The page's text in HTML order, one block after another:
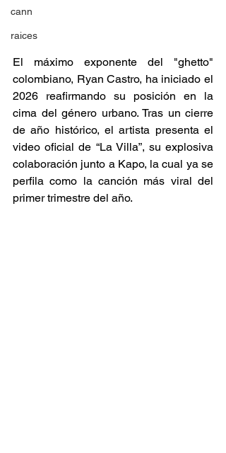
cann
raices
El máximo exponente del "ghetto"
colombiano, Ryan Castro, ha iniciado el
2026 reafirmando su posición en la
cima del género urbano. Tras un cierre
de año histórico, el artista presenta el
video oficial de “La Villa”, su explosiva
colaboración junto a Kapo, la cual ya se
perfila como la canción más viral del
primer trimestre del año.